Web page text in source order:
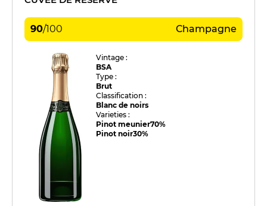
90/100 Champagne
Vintage :
BSA
Type :
Brut
Classification :
Blanc de noirs
Varieties :
Pinot meunier70%
Pinot noir30%